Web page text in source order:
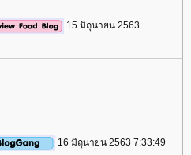
15 มิถุนายน 2563
16 มิถุนายน 2563 7:33:49